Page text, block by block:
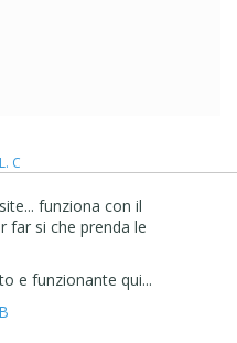
L. C
funziona con il
far si che prenda le
e funzionante qui...